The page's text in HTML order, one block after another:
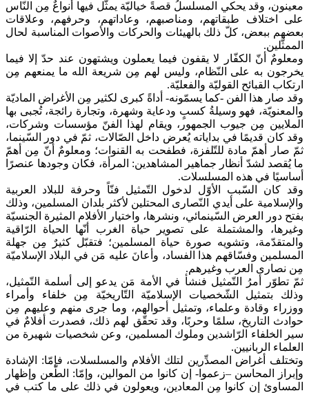
معينون، وقد يحكي المسلسلُ قصةً خياليّة يمثَّل فيها أنواعٌ مِن النّاس
على اختلاف طبقاتهم، ومناصبهم، وعاداتهم، وحرفهم، وعلاقات
بعضهم ببعض، كلّ ذلك بالهيئات والحركات والأصوات المناسبة لحال
الممثَّلين.
ومعلومٌ أنّ الكفّار لا يقفون فيما يعملون ويشتهون عند حدّ إلا فيما
يخرجون به على النّظام، وليس لهم مِن شريعة الله ما يمنعهم مِن
ارتكاب القبائح القوليّة والفعليّة.
وقد صار هذا الفن -كما يسمّونه- أداةً كبرى لكثير مِن الأغراض الماديّة
والمعنويّة، فهو وسيلةُ كسبٍ ودعاية وشهرة، وتجارة رائجة، تُجبى بها
الملايين مِن جيوب الجمهور، ويقام لهذا الفنّ مؤسسات وشركات،
وقد كان قديمًا في بداياته يُعرض داخل الصّالات، ثمّ في دور السّينما،
ثمّ صار أهمّ مادة للتّلفزة، فطفحت به القنوات؛ ومعلومٌ أنّ مِن أهمّ
ما يُقصد لشدّ أنظار جماهير المشاهدين: المرأة، فكان وجودها عنصرًا
أساسيًا في هذه المسلسلات.
وقد كان السّبب الأوّل لدخول التّمثيل فنّاً وحرفة للبلاد العربية
والإسلامية على أيدي النّصارى المحتلين لأكثر بلدان المسلمين، وذلك
بفتح دور العرض السّينمائي، ونشرها، واختيار الأفلام المثيرة الجنسيّة
وغيرها، والمشتملة على تصوير حياة الغرب أنّها الحياة الرّاقية
والمتقدّمة، وتشويه صورة حياة المسلمين؛ فتقبّل كثيرٌ مِن جهلة
المسلمين وفسّاقهم هذا الفساد، وأعانَ عليه مَن في البلاد الإسلاميّة
مِن نصارى العرب وغيرهم.
ثمّ تطوّر أمرُ التّمثيل فنشأ في الأمة مَن يدعو إلى أسلمة التّمثيل،
وذلك بتمثيل الشّخصيات الإسلاميّة التّاريخيّة مِن خلفاء وأمراء
ووزراء وقادة وعلماء، وتمثيل أحوالهم، وما جرى منهم وعليهم مِن
حوادث التاريخ، سلمًا وحربًا، وقد تحقّق لهم ذلك، فصدرت أفلامٌ في
سير الخلفاء الرّاشدين وملوك المسلمين، وعن شخصيات شهيرة من
العلماء الربانيين.
وتختلف أغراض المصدِّرين لتلك الأفلام والمسلسلات، فإمّا: الإشادة
وإبراز المحاسن –زعموا- إن كانوا من الموالين، وإمّا: الطّعن وإظهار
المساوئ إن كانوا مِن المعادين، ويعولون في ذلك على ما كتب في